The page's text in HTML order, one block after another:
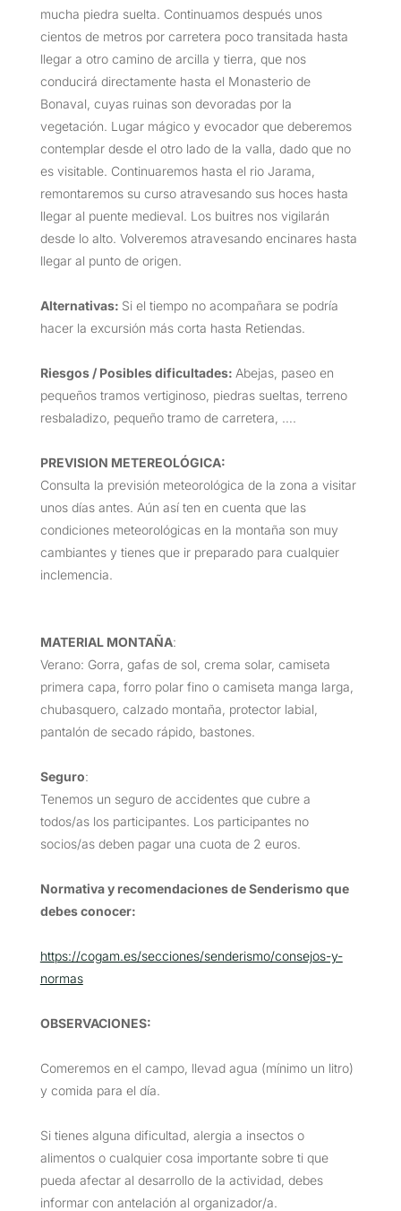
mucha piedra suelta. Continuamos después unos
cientos de metros por carretera poco transitada hasta
llegar a otro camino de arcilla y tierra, que nos
conducirá directamente hasta el Monasterio de
Bonaval, cuyas ruinas son devoradas por la
vegetación. Lugar mágico y evocador que deberemos
contemplar desde el otro lado de la valla, dado que no
es visitable. Continuaremos hasta el rio Jarama,
remontaremos su curso atravesando sus hoces hasta
llegar al puente medieval. Los buitres nos vigilarán
desde lo alto. Volveremos atravesando encinares hasta
llegar al punto de origen.
Alternativas: Si el tiempo no acompañara se podría
hacer la excursión más corta hasta Retiendas.
Riesgos / Posibles dificultades: Abejas, paseo en
pequeños tramos vertiginoso, piedras sueltas, terreno
resbaladizo, pequeño tramo de carretera, ….
PREVISION METEREOLÓGICA:
Consulta la previsión meteorológica de la zona a visitar
unos días antes. Aún así ten en cuenta que las
condiciones meteorológicas en la montaña son muy
cambiantes y tienes que ir preparado para cualquier
inclemencia.
MATERIAL MONTAÑA:
Verano: Gorra, gafas de sol, crema solar, camiseta
primera capa, forro polar fino o camiseta manga larga,
chubasquero, calzado montaña, protector labial,
pantalón de secado rápido, bastones.
Seguro:
Tenemos un seguro de accidentes que cubre a
todos/as los participantes. Los participantes no
socios/as deben pagar una cuota de 2 euros.
Normativa y recomendaciones de Senderismo que
debes conocer:
https://cogam.es/secciones/senderismo/consejos-y-
normas
OBSERVACIONES:
Comeremos en el campo, llevad agua (mínimo un litro)
y comida para el día.
Si tienes alguna dificultad, alergia a insectos o
alimentos o cualquier cosa importante sobre ti que
pueda afectar al desarrollo de la actividad, debes
informar con antelación al organizador/a.